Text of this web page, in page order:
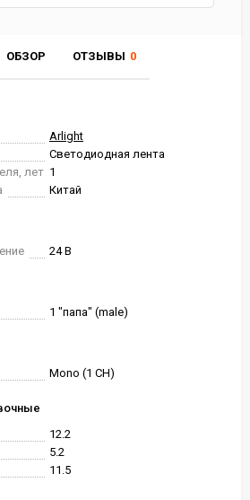
ОБЗОР ОТЗЫВЫ 0
Arlight
Светодиодная лента
лет 1
Китай
24 В
1 "папа" (male)
Mono (1 CH)
12.2
5.2
11.5